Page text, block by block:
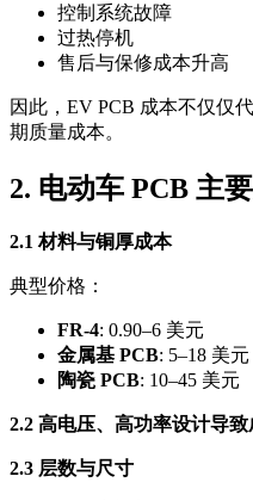
控制系统故障
过热停机
售后与保修成本升高
因此，EV PCB 成本不仅仅
期质量成本。
2. 电动车 PCB 主
2.1 材料与铜厚成本
典型价格：
FR-4: 0.90–6 美元
金属基 PCB: 5–18 美元
陶瓷 PCB: 10–45 美元
2.2 高电压、高功率设计导致
2.3 层数与尺寸